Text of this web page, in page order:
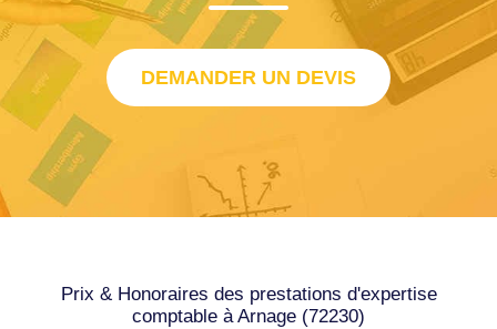
DEMANDER UN DEVIS
Prix & Honoraires des prestations d'expertise
comptable à Arnage (72230)